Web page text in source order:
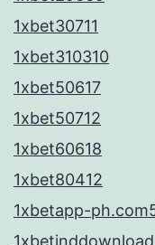
1xbet30711
1xbet310310
1xbet50617
1xbet50712
1xbet60618
1xbet80412
1xbetapp-